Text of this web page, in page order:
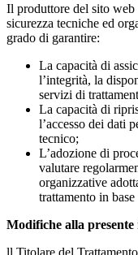
Il produttore del sito web
sicurezza tecniche ed
grado di garantire:
La capacità di
l’integrità, la
servizi di
La capacità di
l’accesso dei dati
tecnico;
L’adozione di
valutare
organizzative
trattamento in
Modifiche alla
ll Titolare del